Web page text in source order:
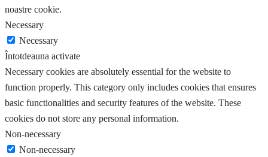
noastre cookie.
Necessary
Necessary
Întotdeauna activate
Necessary cookies are absolutely essential for the website to
function properly. This category only includes cookies that ensures
basic functionalities and security features of the website. These
cookies do not store any personal information.
Non-necessary
Non-necessary